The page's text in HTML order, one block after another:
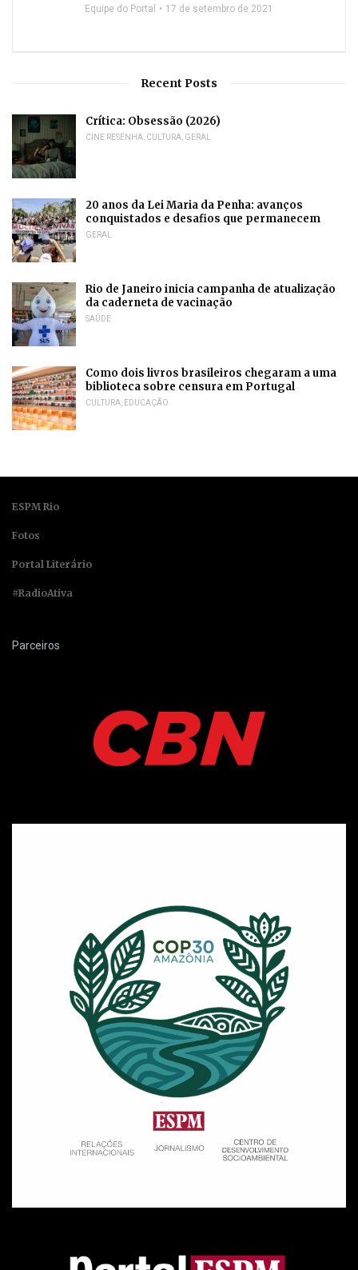
Equipe do Portal 17 de setembro de 2021
Recent Posts
Crítica: Obsessão (2026)
CINE RESENHA, CULTURA, GERAL
20 anos da Lei Maria da Penha: avanços
conquistados e desafios que permanecem
GERAL
Rio de Janeiro inicia campanha de atualização
da caderneta de vacinação
SAÚDE
Como dois livros brasileiros chegaram a uma
biblioteca sobre censura em Portugal
CULTURA, EDUCAÇÃO
ESPM Rio
Fotos
Portal Literário
#RadioAtiva
Parceiros